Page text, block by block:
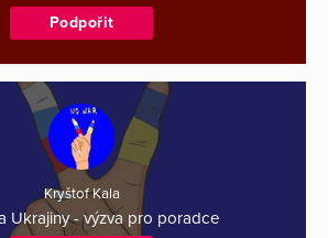
Podpořit
Kryštof Kala
Ukrajiny - výzva pro poradce